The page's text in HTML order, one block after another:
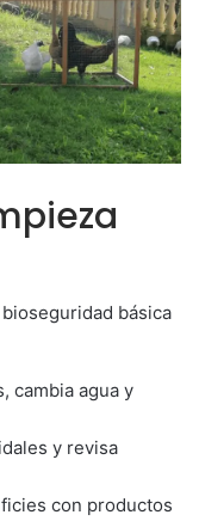
básica
cambia agua y
y revisa
con productos